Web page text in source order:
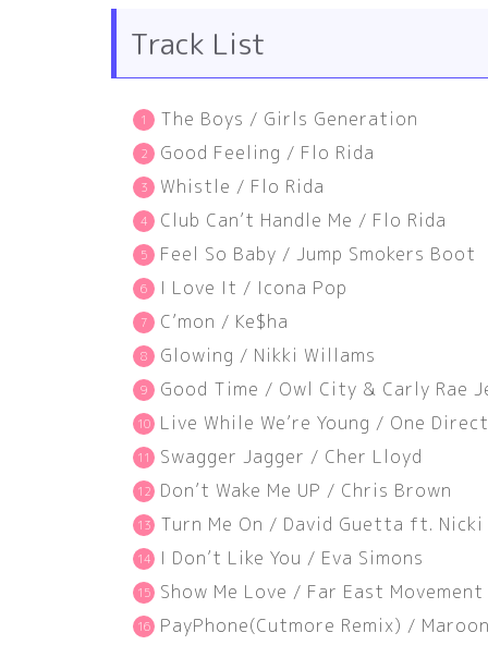
Track List
The Boys / Girls Generation
Good Feeling / Flo Rida
Whistle / Flo Rida
Club Can’t Handle Me / Flo Rida
Feel So Baby / Jump Smokers Boot
I Love It / Icona Pop
C’mon / Ke$ha
Glowing / Nikki Willams
Good Time / Owl City & Carly Rae
Live While We’re Young / One
Swagger Jagger / Cher Lloyd
Don’t Wake Me UP / Chris Brown
Turn Me On / David Guetta ft.
I Don’t Like You / Eva Simons
Show Me Love / Far East
PayPhone(Cutmore Remix) /